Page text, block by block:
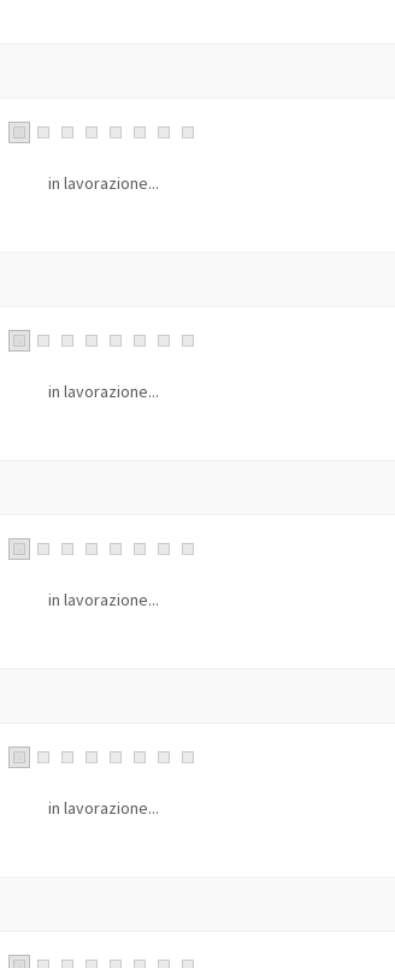
in lavorazione...
in lavorazione...
in lavorazione...
in lavorazione...